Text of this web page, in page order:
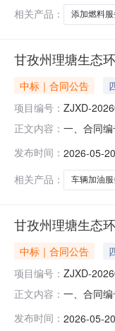
相关产品：
添加燃料服
甘孜州理塘生态
中标｜合同公告
项目编号： ZJXD-
正文内容： 一、合同
环境局联
发布时间： 2026-05-
相关产品：
车辆加油服
甘孜州理塘生态
中标｜合同公告
项目编号： ZJXD-
正文内容： 一、合同
环境局联
发布时间： 2026-05-